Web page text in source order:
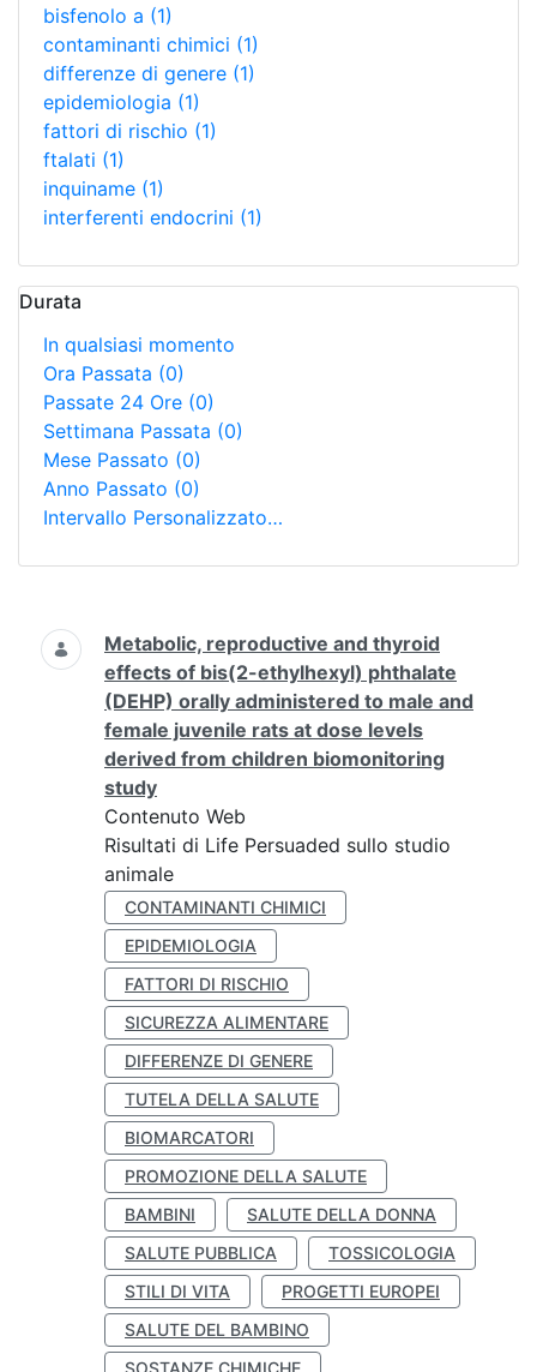
bisfenolo a (1)
contaminanti chimici (1)
differenze di genere (1)
epidemiologia (1)
fattori di rischio (1)
ftalati (1)
inquiname (1)
interferenti endocrini (1)
Durata
In qualsiasi momento
Ora Passata (0)
Passate 24 Ore (0)
Settimana Passata (0)
Mese Passato (0)
Anno Passato (0)
Intervallo Personalizzato…
Ricerca
Metabolic, reproductive and thyroid
effects of bis(2-ethylhexyl) phthalate
(DEHP) orally administered to male and
female juvenile rats at dose levels
derived from children biomonitoring
study
Contenuto Web
Risultati di Life Persuaded sullo studio
animale
CONTAMINANTI CHIMICI
EPIDEMIOLOGIA
FATTORI DI RISCHIO
SICUREZZA ALIMENTARE
DIFFERENZE DI GENERE
TUTELA DELLA SALUTE
BIOMARCATORI
PROMOZIONE DELLA SALUTE
BAMBINI
SALUTE DELLA DONNA
SALUTE PUBBLICA
TOSSICOLOGIA
STILI DI VITA
PROGETTI EUROPEI
SALUTE DEL BAMBINO
SOSTANZE CHIMICHE